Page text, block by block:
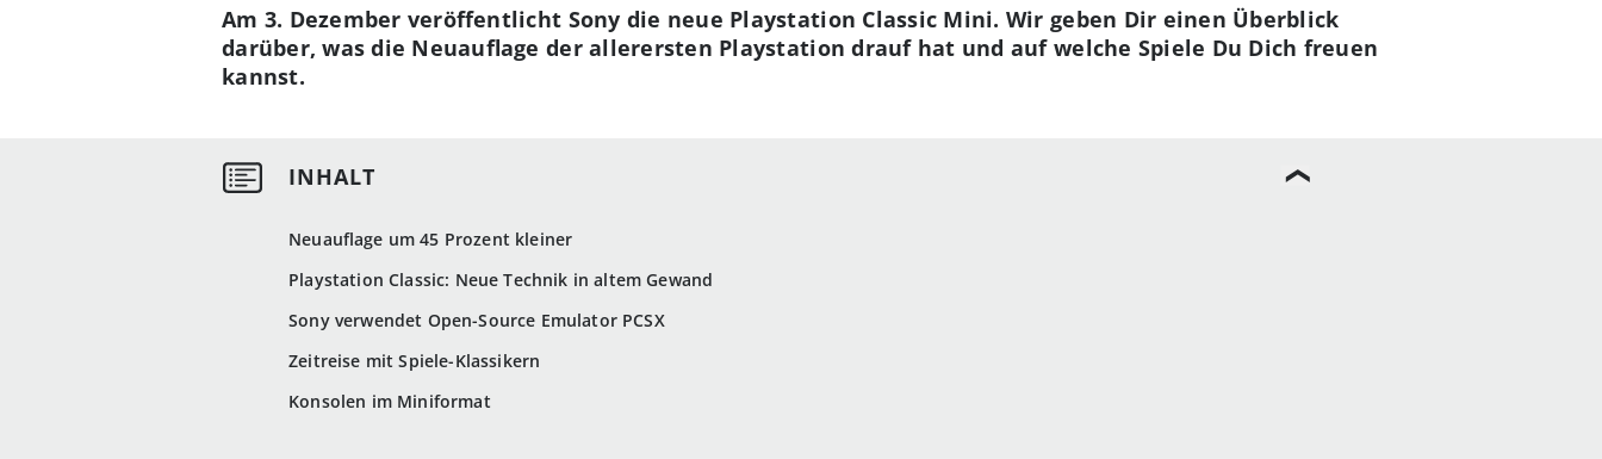
Neuauflage um 45 Prozent kleiner
Playstation Classic: Neue Technik in altem Gewand
Sony verwendet Open-Source Emulator PCSX
Zeitreise mit Spiele-Klassikern
Konsolen im Miniformat
Am 3. Dezember veröffentlicht Sony die neue Playstation Classic Mini. Wir geben Dir einen Überblick
darüber, was die Neuauflage der allerersten Playstation drauf hat und auf welche Spiele Du Dich freuen
kannst.